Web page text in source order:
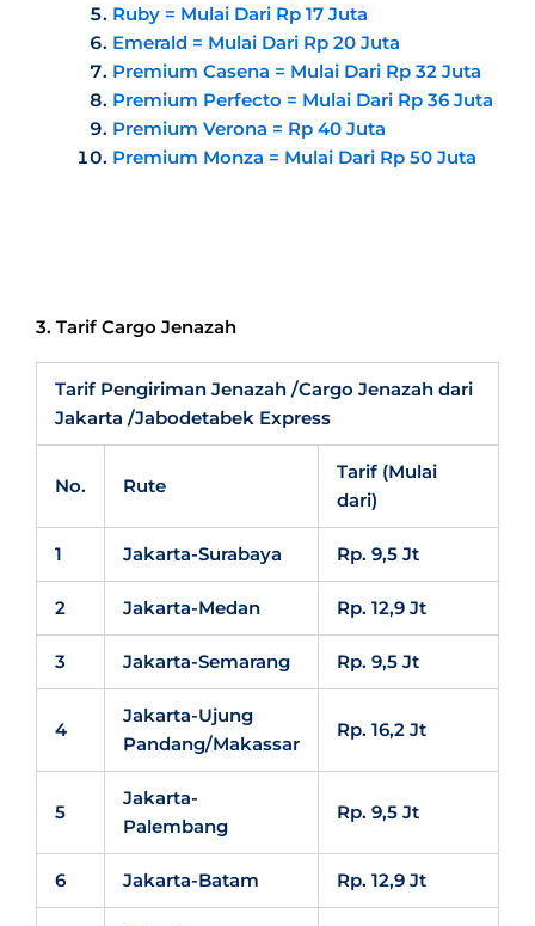
Ruby = Mulai Dari Rp 17 Juta
Emerald = Mulai Dari Rp 20 Juta
Premium Casena = Mulai Dari Rp 32 Juta
Premium Perfecto = Mulai Dari Rp 36 Juta
Premium Verona = Rp 40 Juta
Premium Monza = Mulai Dari Rp 50 Juta
3. Tarif Cargo Jenazah
Tarif Pengiriman Jenazah /Cargo Jenazah dari
Jakarta /Jabodetabek Express
No. Rute
Tarif (Mulai
dari)
1 Jakarta-Surabaya Rp. 9,5 Jt
2 Jakarta-Medan Rp. 12,9 Jt
3 Jakarta-Semarang Rp. 9,5 Jt
4
Jakarta-Ujung
Pandang/Makassar
Rp. 16,2 Jt
5
Jakarta-
Palembang
Rp. 9,5 Jt
6 Jakarta-Batam Rp. 12,9 Jt